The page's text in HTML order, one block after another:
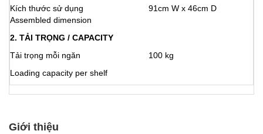
Kích thước sử dụng
Assembled dimension
91cm W x 46cm D
2. TẢI TRỌNG / CAPACITY
Tải trọng mỗi ngăn
Loading capacity per shelf
100 kg
Giới thiệu